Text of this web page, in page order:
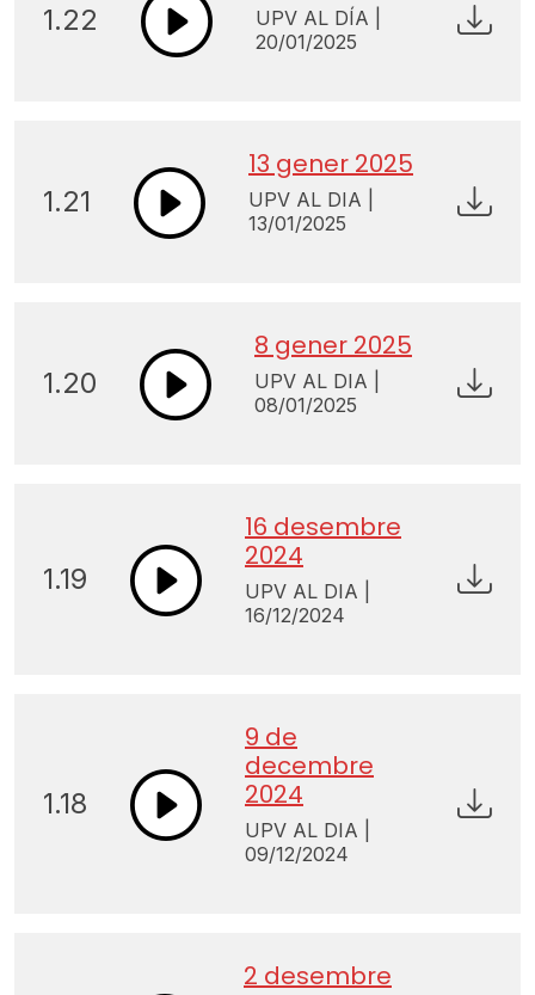
1.22
UPV AL DÍA |
20/01/2025
1.21
13 gener 2025
UPV AL DIA |
13/01/2025
1.20
8 gener 2025
UPV AL DIA |
08/01/2025
1.19
16 desembre
2024
UPV AL DIA |
16/12/2024
1.18
9 de
decembre
2024
UPV AL DIA |
09/12/2024
2 desembre